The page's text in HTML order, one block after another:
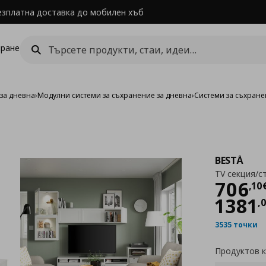
доставка до мобилен хъб
дневна›Модулни системи за съхранение за дневна›Системи за
BESTÅ
TV секция/
706,10
1381 ,
3535 точки
Продуктов